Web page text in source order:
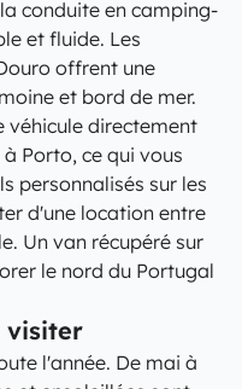
conduite en camping-
et fluide. Les
offrent une
et bord de mer.
véhicule directement
Porto, ce qui vous
personnalisés sur les
d'une location entre
Un van récupéré sur
le nord du Portugal
visiter
l'année. De mai à